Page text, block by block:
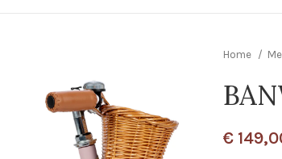
Home
€